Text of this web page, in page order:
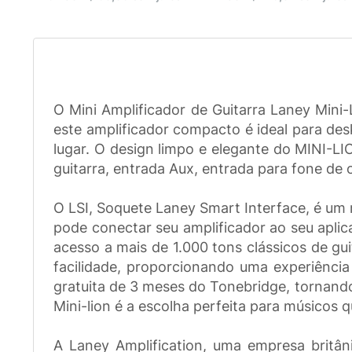
O Mini Amplificador de Guitarra Laney
este amplificador compacto é ideal para
lugar. O design limpo e elegante do MINI-
guitarra, entrada Aux, entrada para fone de
O LSI, Soquete Laney Smart Interface, é
pode conectar seu amplificador ao seu
acesso a mais de 1.000 tons clássicos de
facilidade, proporcionando uma
gratuita de 3 meses do Tonebridge,
Mini-lion é a escolha perfeita para músicos
A Laney Amplification, uma empresa